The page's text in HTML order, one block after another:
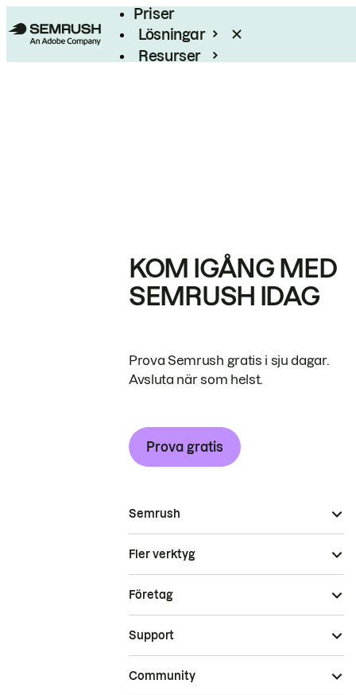
Priser
Lösningar
Resurser
KOM IGÅNG MED
SEMRUSH IDAG
Prova Semrush gratis i sju dagar.
Avsluta när som helst.
Prova gratis
Semrush
Fler verktyg
Företag
Support
Community